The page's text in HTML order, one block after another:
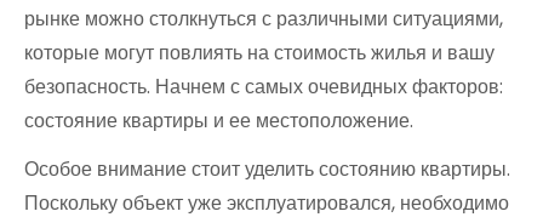
рынке можно столкнуться с различными ситуациями,
которые могут повлиять на стоимость жилья и вашу
безопасность. Начнем с самых очевидных факторов:
состояние квартиры и ее местоположение.
Особое внимание стоит уделить состоянию квартиры.
Поскольку объект уже эксплуатировался, необходимо